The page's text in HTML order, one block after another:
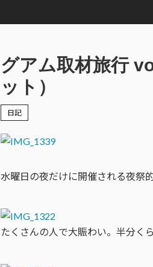
グアム取材旅行
ット）
日記
水曜日の夜だけに開催される夜祭
たくさんの人で大賑わい。半分く